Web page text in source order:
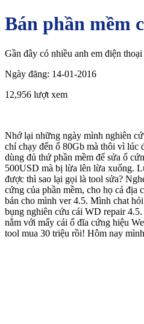
Bán phần mềm
Gần đây có nhiều anh em điện
Ngày đăng: 14-01-2016
12,956 lượt xem
Nhớ lại những ngày mình nghiên
chỉ chạy đến ổ 80Gb mà thôi vì lúc
dùng đủ thứ phần mềm để sửa ổ
500USD mà bị lừa lên lừa xuống.
được thì sao lại gọi là tool sửa?
cứng của phần mềm, cho họ cả địa
bán cho mình ver 4.5. Mình chat
bụng nghiên cứu cái WD repair
nằm với mấy cái ổ đĩa cứng hiệu
tool mua 30 triệu rồi! Hôm nay